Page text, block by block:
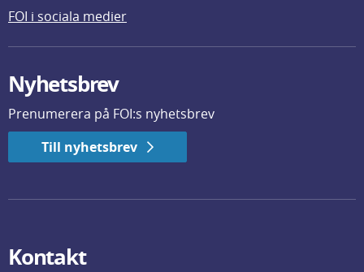
FOI i sociala medier
Nyhetsbrev
Prenumerera på FOI:s nyhetsbrev
Till nyhetsbrev
Kontakt